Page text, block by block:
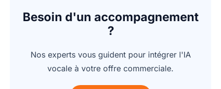
Besoin d'un accompagnement
?
Nos experts vous guident pour intégrer l'IA
vocale à votre offre commerciale.